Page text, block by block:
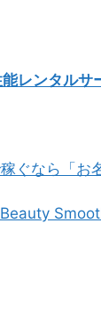
能レンタルサ
ぐなら「お